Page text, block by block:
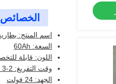
اسم المنتج:
السعة: 60Ah
اللون: قابلة
وقت التفريغ: 2-3 ساعات
الجهد: 24 فولت